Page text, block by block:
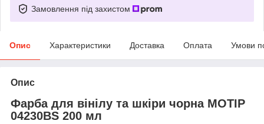
Замовлення під захистом
Опис Характеристики Доставка Оплата Умови
Опис
Фарба для вінілу та шкіри чорна MOTIP
04230BS 200 мл